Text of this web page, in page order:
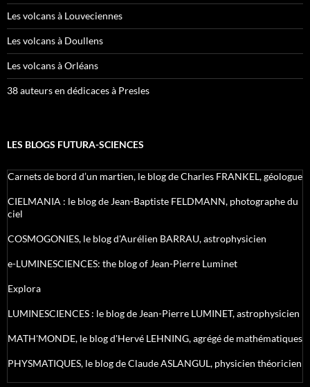
Les volcans à Louveciennes
Les volcans à Doullens
Les volcans à Orléans
38 auteurs en dédicaces à Presles
LES BLOGS FUTURA-SCIENCES
Carnets de bord d’un martien, le blog de Charles FRANKEL, géologue
CIELMANIA : le blog de Jean-Baptiste FELDMANN, photographe du
ciel
COSMOGONIES, le blog d'Aurélien BARRAU, astrophysicien
e-LUMINESCIENCES: the blog of Jean-Pierre Luminet
Explora
LUMINESCIENCES : le blog de Jean-Pierre LUMINET, astrophysicien
MATH'MONDE, le blog d'Hervé LEHNING, agrégé de mathématiques
PHYSMATIQUES, le blog de Claude ASLANGUL, physicien théoricien